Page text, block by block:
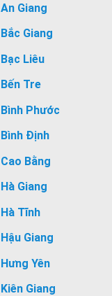
An Giang
Bắc Giang
Bạc Liêu
Bến Tre
Bình Phước
Bình Định
Cao Bằng
Hà Giang
Hà Tĩnh
Hậu Giang
Hưng Yên
Kiên Giang